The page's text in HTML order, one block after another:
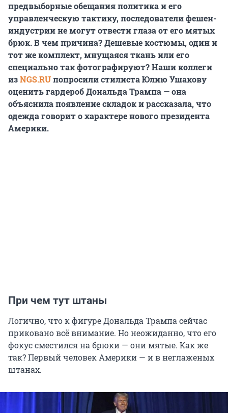
предвыборные обещания политика и его
управленческую тактику, последователи фешен-
индустрии не могут отвести глаза от его мятых
брюк. В чем причина? Дешевые костюмы, один и
тот же комплект, мнущаяся ткань или его
специально так фотографируют? Наши коллеги
изNGS.RUпопросили стилиста Юлию Ушакову
оценить гардероб Дональда Трампа — она
объяснила появление складок и рассказала, что
одежда говорит о характере нового президента
Америки.
При чем тут штаны
Логично, что к фигуре Дональда Трампа сейчас
приковано всё внимание. Но неожиданно, что его
фокус сместился на брюки — они мятые. Как же
так? Первый человек Америки — и в неглаженых
штанах.